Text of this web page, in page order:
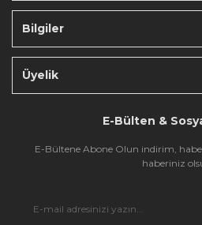
Bilgiler
Üyelik
E-Bülten &
E-Bültene Abone Olun indirim,
haberiniz